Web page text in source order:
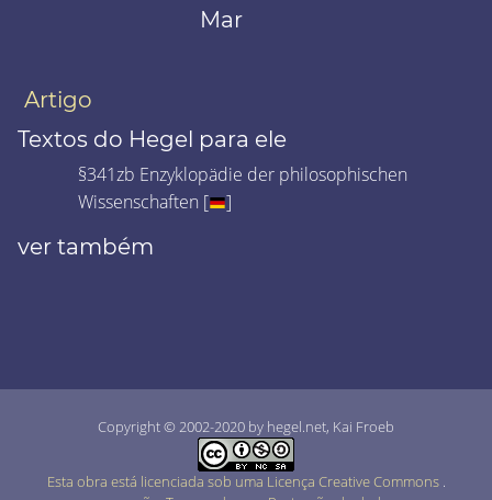
Mar
Artigo
Textos do Hegel para ele
§341zb Enzyklopädie der philosophischen
Wissenschaften [
]
ver também
Copyright © 2002-2020 by hegel.net, Kai Froeb
Esta obra está licenciada sob uma Licença Creative Commons .